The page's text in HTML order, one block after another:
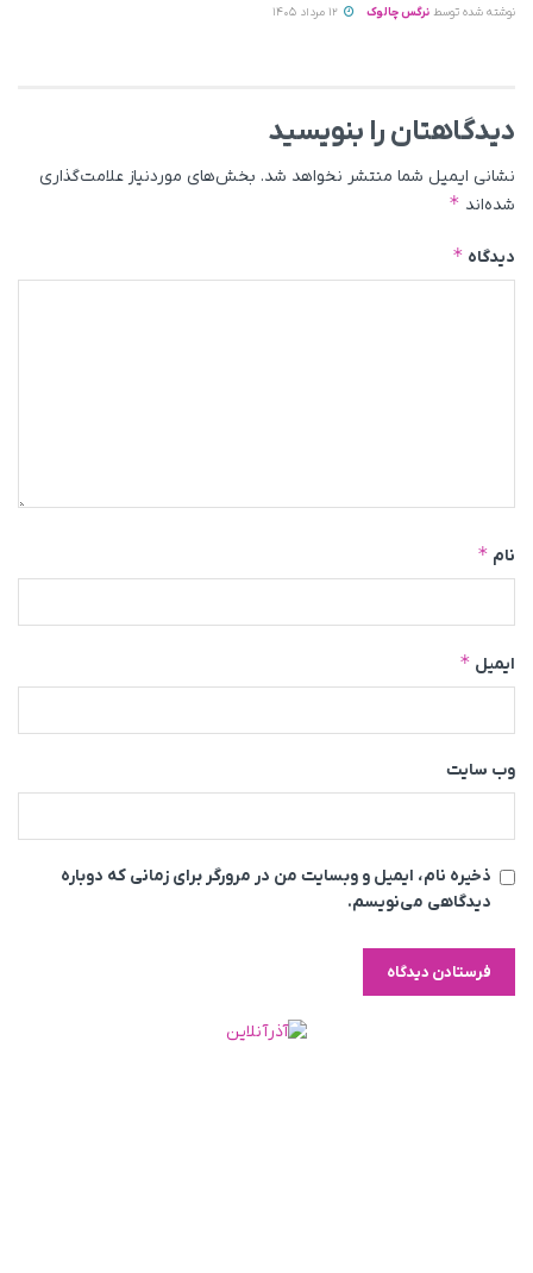
نوشته شده توسط نرگس چالوک
دیدگاهتان را بنویسید
نشانی ایمیل شما منتشر نخواهد شد. بخش‌های موردنیاز علامت‌گذاری
شده‌اند *
دیدگاه *
نام *
ایمیل *
وب‌ سایت
ذخیره نام، ایمیل و وبسایت من در مرورگر برای زمانی که دوباره
دیدگاهی می‌نویسم.